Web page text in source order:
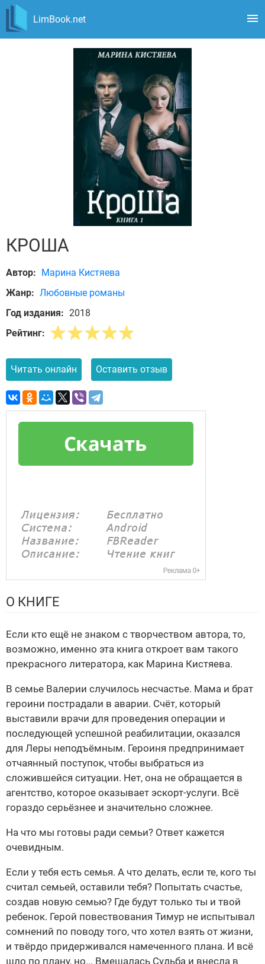
LimBook.net
КРОША
Автор: Марина Кистяева
Жанр: Любовные романы
Год издания: 2018
Рейтинг:
Читать онлайн Оставить отзыв
О КНИГЕ
Если кто ещё не знаком с творчеством автора, то,
возможно, именно эта книга откроет вам такого
прекрасного литератора, как Марина Кистяева.
В семье Валерии случилось несчастье. Мама и брат
героини пострадали в аварии. Счёт, который
выставили врачи для проведения операции и
последующей успешной реабилитации, оказался
для Леры неподъёмным. Героиня предпринимает
отчаянный поступок, чтобы выбраться из
сложившейся ситуации. Нет, она не обращается в
агентство, которое оказывает эскорт-услуги. Всё
гораздо серьёзнее и значительно сложнее.
На что мы готовы ради семьи? Ответ кажется
очевидным.
Если у тебя есть семья. А что делать, если те, кого ты
считал семьей, оставили тебя? Попытать счастье,
создав новую семью? Где будут только ты и твой
ребенок. Герой повествования Тимур не испытывал
сомнений по поводу того, что хотел взять от жизни,
и твёрдо придерживался намеченного плана. И всё
шло по плану, но... Вмешалась Судьба и внесла в